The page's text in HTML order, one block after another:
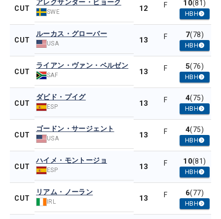
CUT
アレクサンダー・ビョーク
SWE 12 F 10(81)
HBH
CUT
ルーカス・グローバー
USA 13 F 7(78)
HBH
CUT
ライアン・ヴァン・ベルゼン
SAF 13 F 5(76)
HBH
CUT
ダビド・プイグ
ESP 13 F 4(75)
HBH
CUT
ゴードン・サージェント
USA 13 F 4(75)
HBH
CUT
ハイメ・モントージョ
ESP 13 F 10(81)
HBH
CUT
リアム・ノーラン
IRL 13 F 6(77)
HBH